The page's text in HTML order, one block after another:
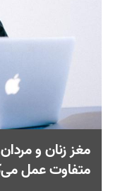
مغز زنان و
متفاوت عمل